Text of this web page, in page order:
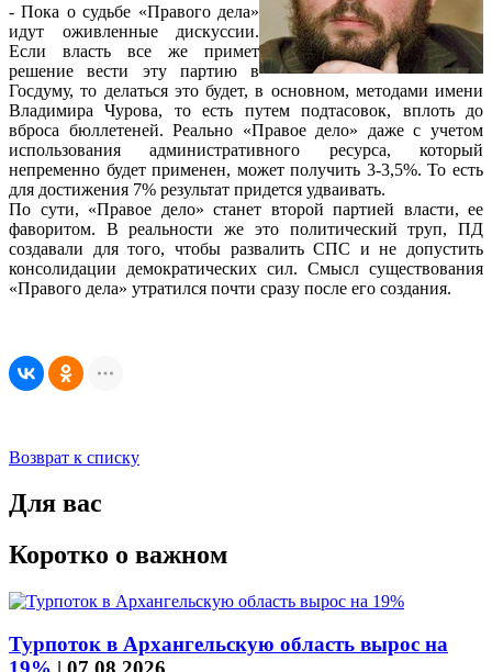
- Пока о судьбе «Правого дела»
идут оживленные дискуссии.
Если власть все же примет
решение вести эту партию в
Госдуму, то делаться это будет, в основном, методами имени
Владимира Чурова, то есть путем подтасовок, вплоть до
вброса бюллетеней. Реально «Правое дело» даже с учетом
использования административного ресурса, который
непременно будет применен, может получить 3-3,5%. То есть
для достижения 7% результат придется удваивать.
По сути, «Правое дело» станет второй партией власти, ее
фаворитом. В реальности же это политический труп, ПД
создавали для того, чтобы развалить СПС и не допустить
консолидации демократических сил. Смысл существования
«Правого дела» утратился почти сразу после его создания.
Возврат к списку
Для вас
Коротко о важном
Турпоток в Архангельскую область вырос на